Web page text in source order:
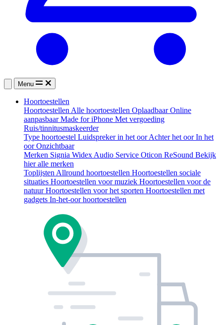
Menu
Hoortoestellen
HoortoestellenAlle hoortoestellen OplaadbaarOnline
aanpasbaarMade for iPhone Met vergoeding
Ruis/tinnitusmaskeerder
Type hoortoestel Luidspreker in het oorAchter het oorIn het
oorOnzichtbaar
Merken Signia WidexAudio Service Oticon ReSound Bekijk
hier alle merken
ToplijstenAllround hoortoestellen Hoortoestellen sociale
situaties Hoortoestellen voor muziek Hoortoestellen voor de
natuurHoortoestellen voor het sporten Hoortoestellen met
gadgets In-het-oor hoortoestellen